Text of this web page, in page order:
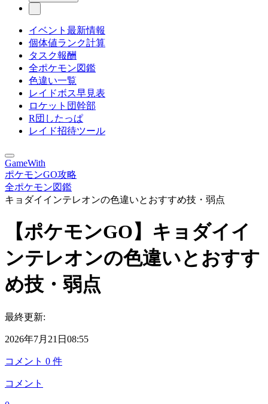
イベント最新情報
個体値ランク計算
タスク報酬
全ポケモン図鑑
色違い一覧
レイドボス早見表
ロケット団幹部
R団したっぱ
レイド招待ツール
GameWith
ポケモンGO攻略
全ポケモン図鑑
キョダイインテレオンの色違いとおすすめ技・弱点
【ポケモンGO】キョダイイ
ンテレオンの色違いとおすす
め技・弱点
最終更新:
2026年7月21日08:55
コメント 0 件
コメント